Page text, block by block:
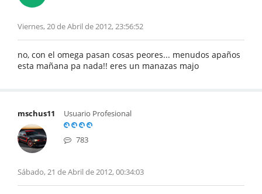
Viernes, 20 de Abril de 2012, 23:56:52
no, con el omega pasan cosas peores... menudos apaños
esta mañana pa nada!! eres un manazas majo
mschus11 Usuario Profesional
783
Sábado, 21 de Abril de 2012, 00:34:03